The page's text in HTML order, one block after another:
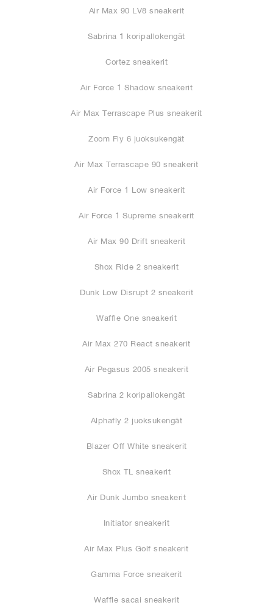
Air Max 90 LV8 sneakerit
Sabrina 1 koripallokengät
Cortez sneakerit
Air Force 1 Shadow sneakerit
Air Max Terrascape Plus sneakerit
Zoom Fly 6 juoksukengät
Air Max Terrascape 90 sneakerit
Air Force 1 Low sneakerit
Air Force 1 Supreme sneakerit
Air Max 90 Drift sneakerit
Shox Ride 2 sneakerit
Dunk Low Disrupt 2 sneakerit
Waffle One sneakerit
Air Max 270 React sneakerit
Air Pegasus 2005 sneakerit
Sabrina 2 koripallokengät
Alphafly 2 juoksukengät
Blazer Off White sneakerit
Shox TL sneakerit
Air Dunk Jumbo sneakerit
Initiator sneakerit
Air Max Plus Golf sneakerit
Gamma Force sneakerit
Waffle sacai sneakerit